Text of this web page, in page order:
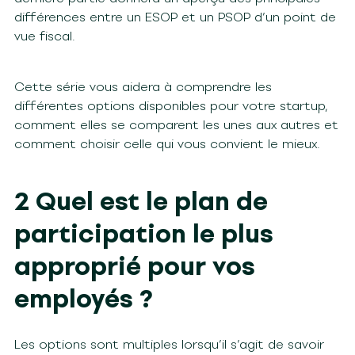
différences entre un ESOP et un PSOP d’un point de
vue fiscal.
Cette série vous aidera à comprendre les
différentes options disponibles pour votre startup,
comment elles se comparent les unes aux autres et
comment choisir celle qui vous convient le mieux.
2 Quel est le plan de
participation le plus
approprié pour vos
employés ?
Les options sont multiples lorsqu’il s’agit de savoir